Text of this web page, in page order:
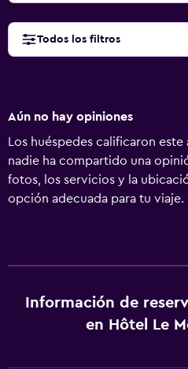
Todos los filtros
Aún no hay opiniones
Los huéspedes calificaron
nadie ha compartido una
fotos, los servicios y la
opción adecuada para tu viaje.
Información de
en Hôtel Le